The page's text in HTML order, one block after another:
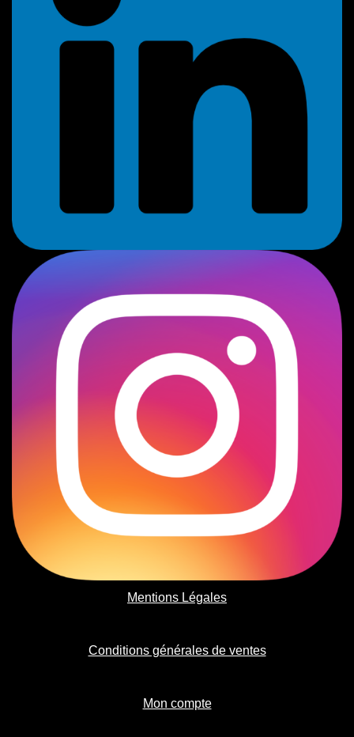
Mentions Légales
Conditions générales de ventes
Mon compte